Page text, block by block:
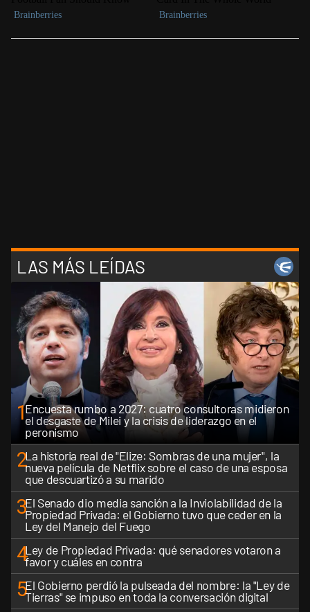
LAS MÁS LEÍDAS
1Encuesta rumbo a 2027: cuatro consultoras midieron
el desgaste de Milei y la crisis de liderazgo en el
peronismo
2La historia real de "Elize: Sombras de una mujer", la
nueva película de Netflix sobre el caso de una esposa
que descuartizó a su marido
3El Senado dio media sanción a la Inviolabilidad de la
Propiedad Privada: el Gobierno tuvo que ceder en la
Ley del Manejo del Fuego
4Ley de Propiedad Privada: qué senadores votaron a
favor y cuáles en contra
5El Gobierno perdió la pulseada del nombre: la "Ley de
Tierras" se impuso en toda la conversación digital